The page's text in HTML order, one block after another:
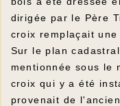
dirigée par le Père
croix remplaçait
Sur le plan
mentionnée sous le
croix qui y a été
provenait de